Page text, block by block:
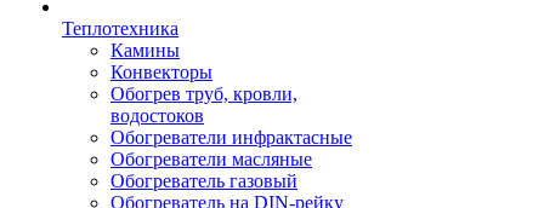
Теплотехника
Камины
Конвекторы
Обогрев труб, кровли,
водостоков
Обогреватели инфрактасные
Обогреватели масляные
Обогреватель газовый
Обогреватель на DIN-рейку